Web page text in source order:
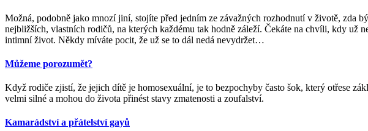
Možná, podobně jako mnozí jiní, stojíte před jedním ze závažných rozhodnutí v životě, zda
nejbližších, vlastních rodičů, na kterých každému tak hodně záleží. Čekáte na chvíli, kdy už
intimní život. Někdy míváte pocit, že už se to dál nedá nevydržet…
Můžeme porozumět?
Když rodiče zjistí, že jejich dítě je homosexuální, je to bezpochyby často šok, který otřese
velmi silné a mohou do života přinést stavy zmatenosti a zoufalství.
Kamarádství a přátelství gayů